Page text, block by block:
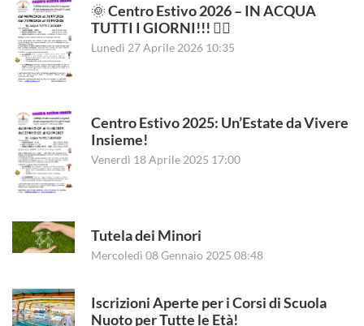
🌞 Centro Estivo 2026 – IN ACQUA
TUTTI I GIORNI!!! 🏊‍♂️
Lunedì 27 Aprile 2026 10:35
Centro Estivo 2025: Un’Estate da Vivere
Insieme!
Venerdì 18 Aprile 2025 17:00
Tutela dei Minori
Mercoledì 08 Gennaio 2025 08:48
Iscrizioni Aperte per i Corsi di Scuola
Nuoto per Tutte le Età!